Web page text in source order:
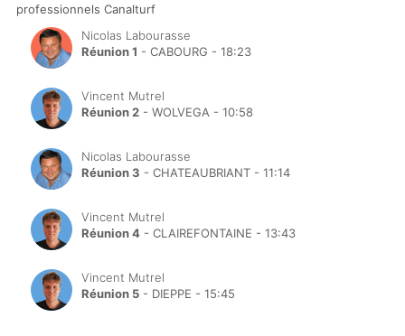
professionnels Canalturf
Nicolas Labourasse
Réunion 1 - CABOURG - 18:23
Vincent Mutrel
Réunion 2 - WOLVEGA - 10:58
Nicolas Labourasse
Réunion 3 - CHATEAUBRIANT - 11:14
Vincent Mutrel
Réunion 4 - CLAIREFONTAINE - 13:43
Vincent Mutrel
Réunion 5 - DIEPPE - 15:45